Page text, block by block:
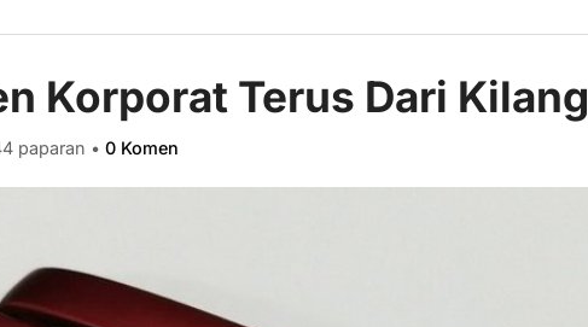
Korporat Terus Dari Kilang
paparan • 0 Komen